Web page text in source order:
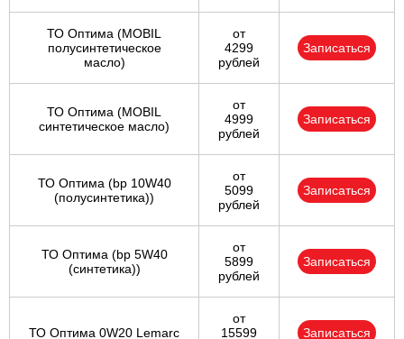
ТО Оптима (MOBIL
полусинтетическое
масло)
от
4299
рублей
Записаться
ТО Оптима (MOBIL
синтетическое масло)
от
4999
рублей
Записаться
ТО Оптима (bp 10W40
(полусинтетика))
от
5099
рублей
Записаться
ТО Оптима (bp 5W40
(синтетика))
от
5899
рублей
Записаться
ТО Оптима 0W20 Lemarc
от
15599
Записаться